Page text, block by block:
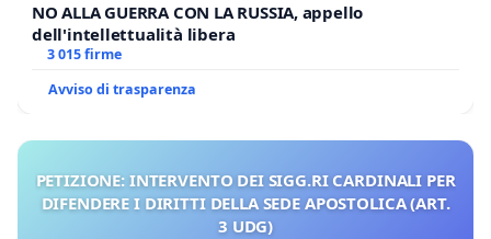
NO ALLA GUERRA CON LA RUSSIA, appello
dell'intellettualità libera
3 015 firme
Avviso di trasparenza
PETIZIONE: INTERVENTO DEI SIGG.RI CARDINALI PER
DIFENDERE I DIRITTI DELLA SEDE APOSTOLICA (ART.
3 UDG)